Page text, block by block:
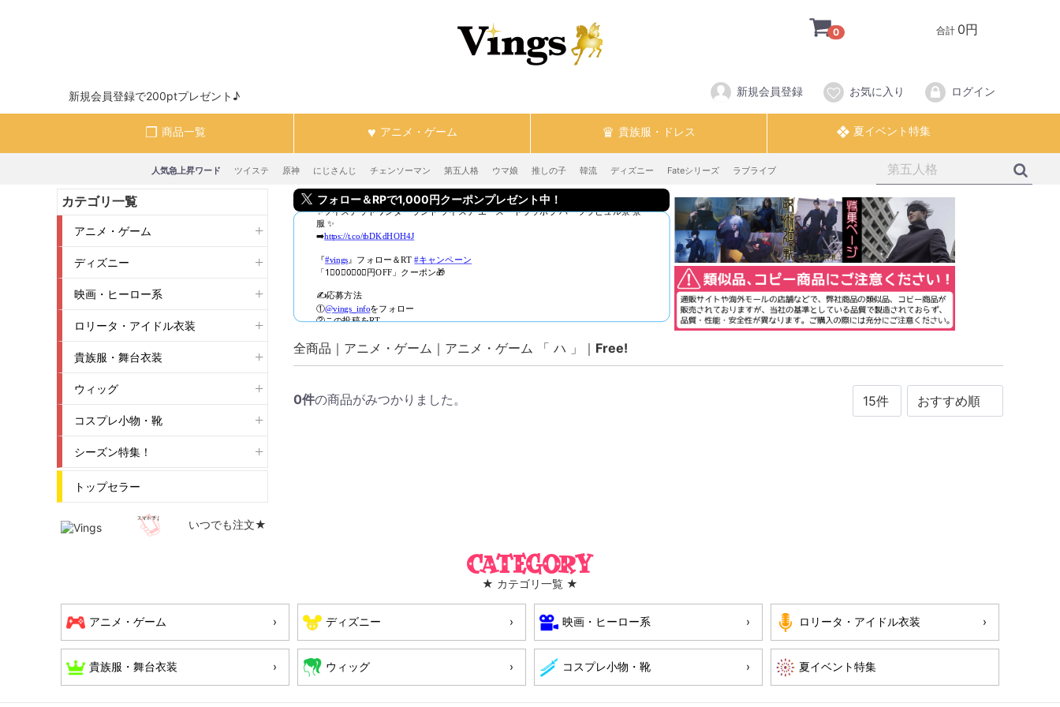
新規会員登録で200ptプレゼント♪
0 合計 0円
新規会員登録 お気に入り ログイン
商品一覧 アニメ・ゲーム 貴族服・ドレス
人気急上昇ワード ツイステ 原神 にじさんじ チェンソーマン 第五人格 ウマ娘 推しの子 韓流 ディズニー Fateシリーズ ラブライブ
カテゴリ一覧
アニメ・ゲーム
ディズニー
映画・ヒーロー系
ロリータ・アイドル衣装
貴族服・舞台衣装
ウィッグ
コスプレ小物・靴
シーズン特集！
トップセラー
いつでも注文★
フォロー＆RPで1,000円クーポンプレゼント中！
全商品 アニメ・ゲーム アニメ・ゲーム 「 ハ 」 Free!
0件の商品がみつかりました。
Category
★ カテゴリ一覧 ★
アニメ・ゲーム ディズニー 映画・ヒーロー系 ロリータ・アイドル衣装
貴族服・舞台衣装 ウィッグ コスプレ小物・靴